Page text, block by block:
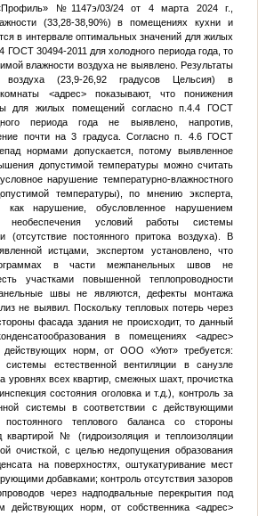
№1147э/03/24 от 4 марта 2024 г.,
(33,28-38,90%) в помещениях кухни и
в интервале оптимальных значений для жилых
ГОСТ 30494-2011 для холодного периода года, то
влажности воздуха не выявлено. Результаты
воздуха (23,9-26,92 градусов Цельсия) в
<адрес>показывают, что понижения
для жилых помещений согласно п.4.4 ГОСТ
периода года не выявлено, напротив,
почти на 3 градуса. Согласно п. 4.6 ГОСТ
нормами допускается, потому выявленное
допустимой температуры можно считать
нарушение температурно-влажностного
температуры), по мнению эксперта,
как нарушение, обусловленное нарушением
необеспечения условий работы системы
(отсутствие постоянного притока воздуха). В
истцами, экспертом установлено, что
в части межпанельных швов не
участками повышенной теплопроводности
швы не являются, дефекты монтажа
не выявил. Поскольку тепловых потерь через
фасада здания не происходит, то данный
в помещениях<адрес>
действующих норм, от ООО «Уют» требуется:
системы естественной вентиляции в санузле
уровнях всех квартир, смежных шахт, прочистка
состояния оголовка и т.д.), контроль за
системы в соответствии с действующими
теплового баланса со стороны
№
(гидроизоляция и теплоизоляции
очисткой, с целью недопущения образования
на поверхностях, оштукатуривание мест
добавками; контроль отсутствия зазоров
через надподвальные перекрытия под
действующих норм, от собственника<адрес>